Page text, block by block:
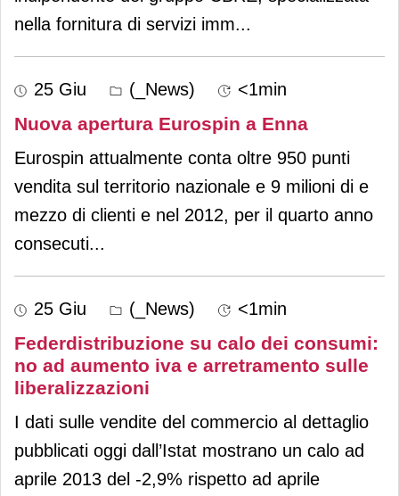
nella fornitura di servizi imm...
25 Giu (_News) <1min
Nuova apertura Eurospin a Enna
Eurospin attualmente conta oltre 950 punti
vendita sul territorio nazionale e 9 milioni di e
mezzo di clienti e nel 2012, per il quarto anno
consecuti...
25 Giu (_News) <1min
Federdistribuzione su calo dei consumi:
no ad aumento iva e arretramento sulle
liberalizzazioni
I dati sulle vendite del commercio al dettaglio
pubblicati oggi dall’Istat mostrano un calo ad
aprile 2013 del -2,9% rispetto ad aprile